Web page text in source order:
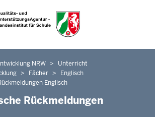
Direkt zum Inhalt
deaktivieren: Hauptmenü
NRW
Unterricht
Fächer
Englisch
Englisch
Rückmeldungen